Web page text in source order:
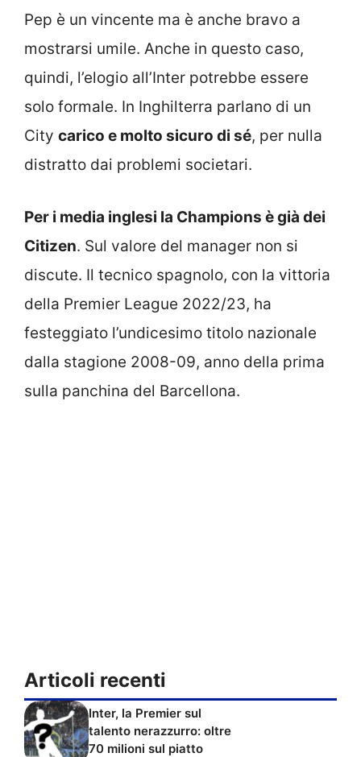
Pep è un vincente ma è anche bravo a
mostrarsi umile. Anche in questo caso,
quindi, l’elogio all’Inter potrebbe essere
solo formale. In Inghilterra parlano di un
City carico e molto sicuro di sé, per nulla
distratto dai problemi societari.
Per i media inglesi la Champions è già dei
Citizen. Sul valore del manager non si
discute. Il tecnico spagnolo, con la vittoria
della Premier League 2022/23, ha
festeggiato l’undicesimo titolo nazionale
dalla stagione 2008-09, anno della prima
sulla panchina del Barcellona.
Articoli recenti
Inter, la Premier sul
talento nerazzurro: oltre
70 milioni sul piatto